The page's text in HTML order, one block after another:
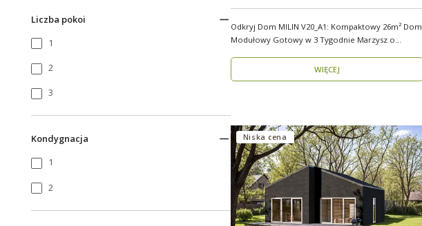
Liczba pokoi
1
2
3
Kondygnacja
1
2
Odkryj Dom MILIN V20_A1: Kompaktowy 26m² Dom
Modułowy Gotowy w 3 Tygodnie Marzysz o
WIĘCEJ
Niska cena